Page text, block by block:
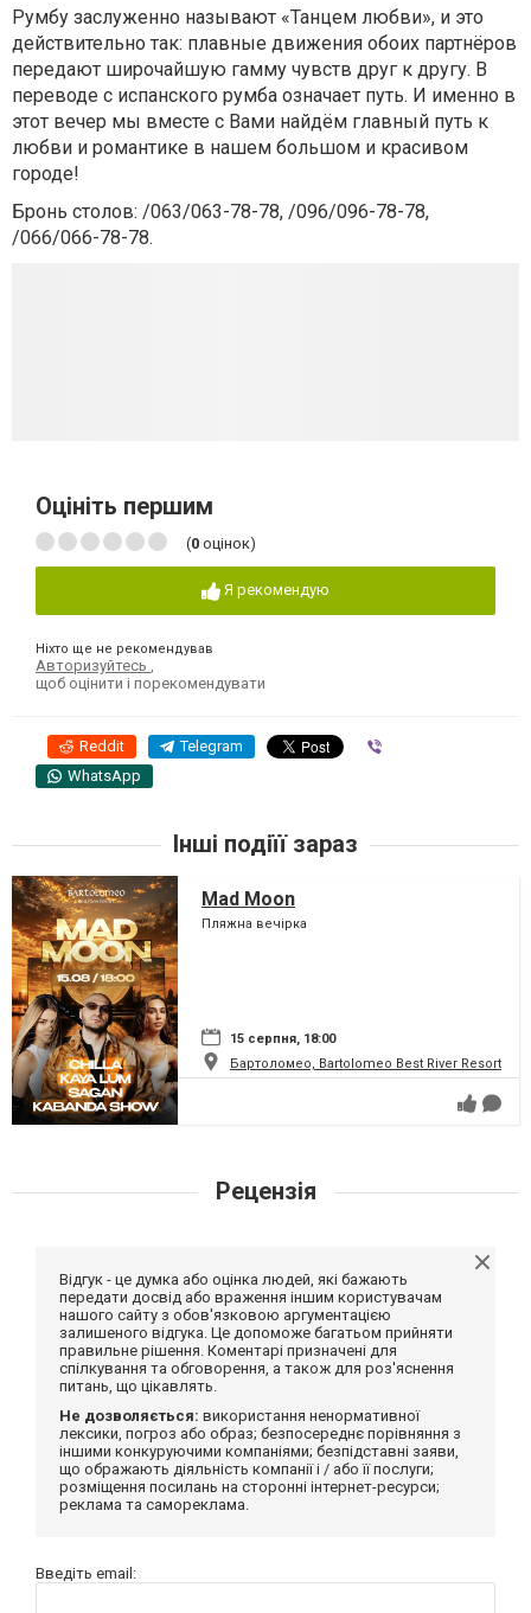
Румбу заслуженно называют «Танцем любви», и это
действительно так: плавные движения обоих партнёров
передают широчайшую гамму чувств друг к другу. В
переводе с испанского румба означает путь. И именно в
этот вечер мы вместе с Вами найдём главный путь к
любви и романтике в нашем большом и красивом
городе!
Бронь столов: /063/063-78-78, /096/096-78-78,
/066/066-78-78.
Оцініть першим
(0 оцінок)
Я рекомендую
Ніхто ще не рекомендував
Авторизуйтесь
щоб оцінити і порекомендувати
Reddit Telegram
WhatsApp
Інші подіїї зараз
Mad Moon
Пляжна вечірка
15 серпня, 18:00
Бартоломео, Bartolomeo Best River Resort
Рецензія
Відгук - це думка або оцінка людей, які бажають
передати досвід або враження іншим користувачам
нашого сайту з обов'язковою аргументацією
залишеного відгука. Це допоможе багатьом прийняти
правильне рішення. Коментарі призначені для
спілкування та обговорення, а також для роз'яснення
питань, що цікавлять.
Не дозволяється: використання ненормативної
лексики, погроз або образ; безпосереднє порівняння з
іншими конкуруючими компаніями; безпідставні заяви,
що ображають діяльність компанії і / або її послуги;
розміщення посилань на сторонні інтернет-ресурси;
реклама та самореклама.
Введіть email: